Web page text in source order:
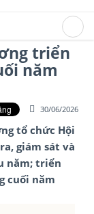
triển
năm
30/06/2026
tổ chức Hội
giám sát và
năm; triển
cuối năm